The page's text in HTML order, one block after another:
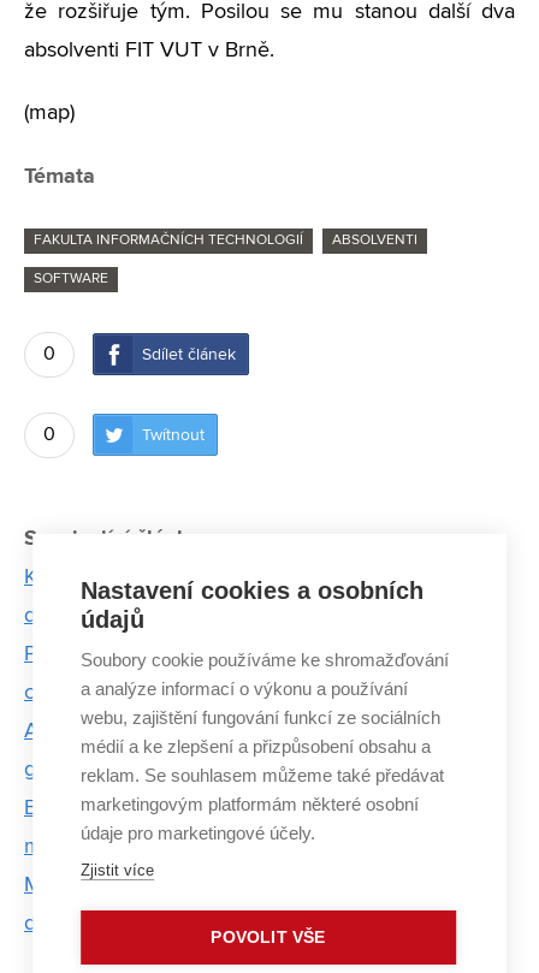
že rozšiřuje tým. Posilou se mu stanou další dva
absolventi FIT VUT v Brně.
(map)
Témata
FAKULTA INFORMAČNÍCH TECHNOLOGIÍ ABSOLVENTI
SOFTWARE
0 Sdílet článek
0 Twítnout
Související články:
Karel Tlusťák: K úspěchu je potřeba mít za sebou
dobrý tým lidí
Počítačové vidění může identifikovat člověka podle
chůze
Aplikace českých vývojářů propojuje mladou
generaci se seniory
Brněnský akcelerátor opět otevírá přihlášky. V
minulosti uspěli i studenti z VUT
Miliony cestovatelů si pohodlněji plánují dovolenou
díky absolventovi VUT
Nastavení cookies a osobních
údajů
Soubory cookie používáme ke shromažďování
a analýze informací o výkonu a používání
webu, zajištění fungování funkcí ze sociálních
médií a ke zlepšení a přizpůsobení obsahu a
reklam. Se souhlasem můžeme také předávat
marketingovým platformám některé osobní
údaje pro marketingové účely.
Zjistit více
POVOLIT VŠE